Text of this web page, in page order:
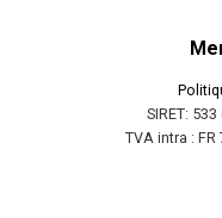
SIRET:
TVA intra : FR